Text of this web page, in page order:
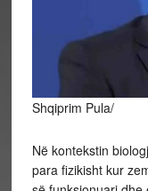
Shqiprim Pula/
Në kontekstin
para fizikisht kur